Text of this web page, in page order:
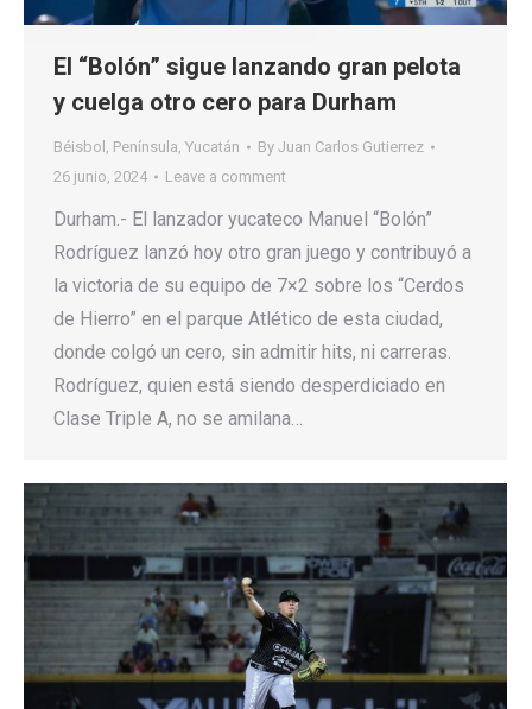
El “Bolón” sigue lanzando gran pelota
y cuelga otro cero para Durham
Béisbol , Península, Yucatán By Juan Carlos Gutierrez
26 junio, 2024
Leave a comment
Durham.- El lanzador yucateco Manuel “Bolón”
Rodríguez lanzó hoy otro gran juego y contribuyó a
la victoria de su equipo de 7×2 sobre los “Cerdos
de Hierro” en el parque Atlético de esta ciudad,
donde colgó un cero, sin admitir hits, ni carreras.
Rodríguez, quien está siendo desperdiciado en
Clase Triple A, no se amilana…